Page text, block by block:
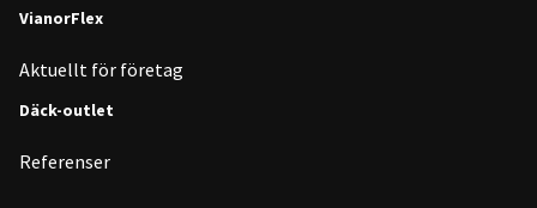
VianorFlex
Aktuellt för företag
Däck-outlet
Referenser